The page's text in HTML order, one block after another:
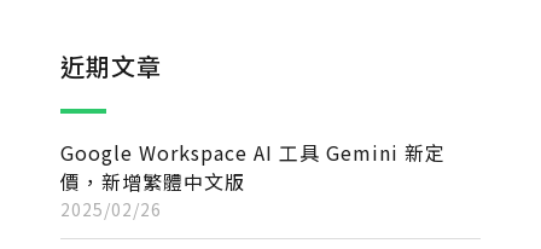
近期文章
Google Workspace AI 工具 Gemini 新定
價，新增繁體中文版
2025/02/26